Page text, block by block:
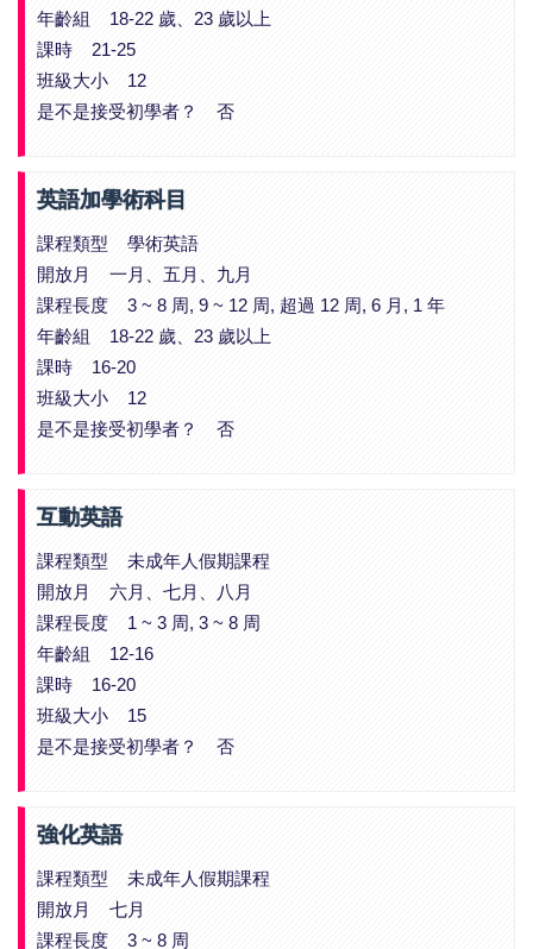
年齡組 18-22 歲、23 歲以上
課時 21-25
班級大小 12
是不是接受初學者？ 否
英語加學術科目
課程類型 學術英語
開放月 一月、五月、九月
課程長度 3 ~ 8 周, 9 ~ 12 周, 超過 12 周, 6 月, 1 年
年齡組 18-22 歲、23 歲以上
課時 16-20
班級大小 12
是不是接受初學者？ 否
互動英語
課程類型 未成年人假期課程
開放月 六月、七月、八月
課程長度 1 ~ 3 周, 3 ~ 8 周
年齡組 12-16
課時 16-20
班級大小 15
是不是接受初學者？ 否
強化英語
課程類型 未成年人假期課程
開放月 七月
課程長度 3 ~ 8 周